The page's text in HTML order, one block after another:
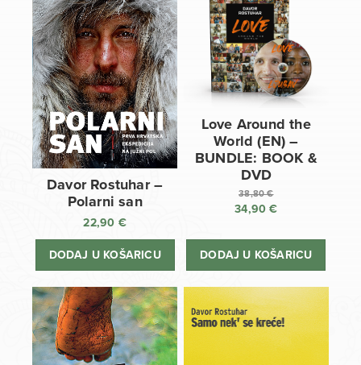
Davor Rostuhar –
Polarni san
22,90 €
DODAJ U KOŠARICU
Love Around the
World (EN) –
BUNDLE: BOOK &
DVD
38,80€
Izvorna
bila
34,90€
cijena
DODAJ U KOŠARICU